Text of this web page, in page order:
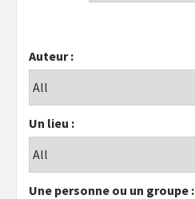
Auteur :
Un lieu :
Une personne ou un groupe :